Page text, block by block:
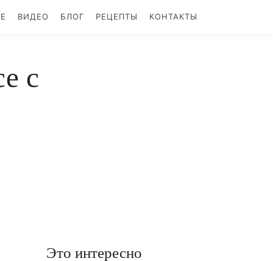
ВИДЕО БЛОГ РЕЦЕПТЫ КОНТАКТЫ
с
Это интересно